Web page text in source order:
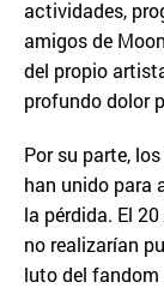
actividades,
amigos de
del propio
profundo dolor
Por su parte,
han unido para
la pérdida. El
no realizarían
luto del fandom